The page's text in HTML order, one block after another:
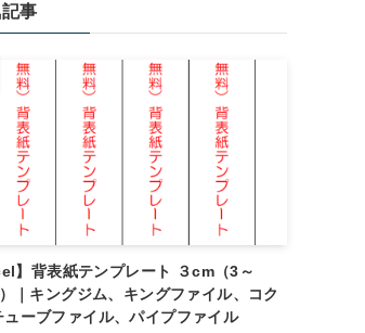
事
】背表紙テンプレート ３cm（3～
｜キングジム、キングファイル、コク
ューブファイル、パイプファイル